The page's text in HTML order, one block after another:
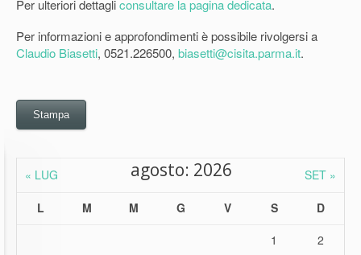
Per ulteriori dettagliconsultare la pagina dedicata.
Per informazioni e approfondimenti è possibile rivolgersi a
Claudio Biasetti, 0521.226500, biasetti@cisita.parma.it.
Stampa
« LUG SET »
agosto: 2026
L M M G V S
D
1
2